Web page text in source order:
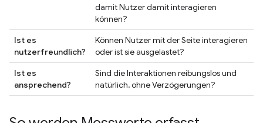
damit Nutzer damit interagieren
können?
Ist es
nutzerfreundlich?
Können Nutzer mit der Seite interagieren
oder ist sie ausgelastet?
Ist es
ansprechend?
Sind die Interaktionen reibungslos und
natürlich, ohne Verzögerungen?